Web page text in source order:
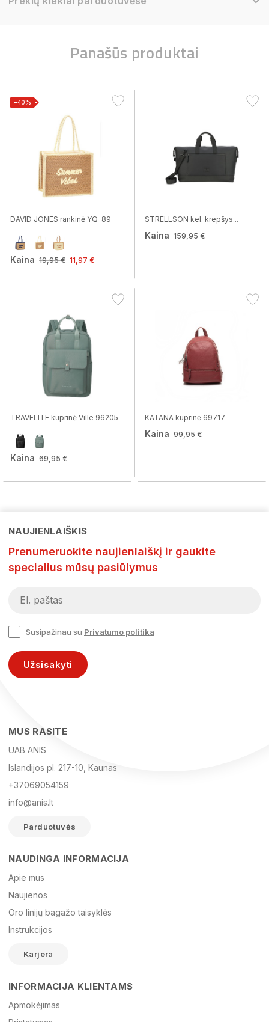
Panašūs produktai
−40%
DAVID JONES rankinė YQ-89
Kaina 19,95 € 11,97 €
STRELLSON kel. krepšys...
Kaina 159,95 €
TRAVELITE kuprinė Ville 96205
Kaina 69,95 €
KATANA kuprinė 69717
Kaina 99,95 €
El. paštas
Žinutė
NAUJIENLAIŠKIS
Prenumeruokite naujienlaiškį ir gaukite
specialius mūsų pasiūlymus
Susipažinau su Privatumo politika
Užsisakyti
MUS RASITE
UAB ANIS
Islandijos pl. 217-10, Kaunas
+37069054159
info@anis.lt
Parduotuvės
NAUDINGA INFORMACIJA
Apie mus
Naujienos
Oro linijų bagažo taisyklės
Instrukcijos
Karjera
INFORMACIJA KLIENTAMS
Apmokėjimas